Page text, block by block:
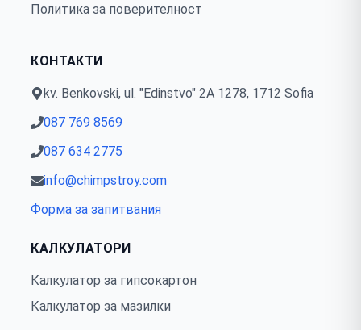
Политика за поверителност
КОНТАКТИ
kv. Benkovski, ul. "Edinstvo" 2А 1278, 1712 Sofia
087 769 8569
087 634 2775
info@chimpstroy.com
Форма за запитвания
КАЛКУЛАТОРИ
Калкулатор за гипсокартон
Калкулатор за мазилки